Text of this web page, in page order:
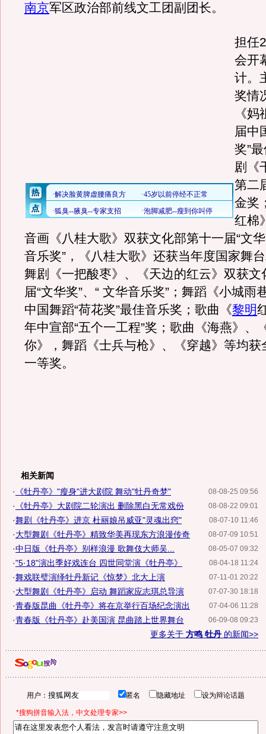
南京军区政治部前线文工团副团长。
担任
会开
计。
奖情
《
届中
奖”
剧《
第二
金奖
红棉
音画《八桂大歌》双获文化部第十一届“文
音乐奖”，《八桂大歌》还获当年度国家舞
舞剧《一把酸枣》、《天边的红云》双获文
届“文华奖”、“ 文华音乐奖”；舞蹈《小城雨
中国舞蹈“荷花奖”最佳音乐奖；歌曲《黎明
年中宣部“五个一工程”奖；歌曲《海燕》、
你》，舞蹈《士兵与枪》、《穿越》等均获
一等奖。
相关新闻
08-08-25 09:56
· 《牡丹亭》"瘦身"进大剧院 舞动"牡丹奇梦"
08-08-22 09:01
· 《牡丹亭》大剧院二轮演出 删除黑白无常戏份
08-07-10 11:46
·舞剧《牡丹亭》进京 杜丽娘吊威亚"灵魂出窍"
08-07-09 10:51
·大型舞剧《牡丹亭》精致华美再现东方浪漫传奇
08-05-07 09:32
·中日版《牡丹亭》别样浪漫 歌舞伎大师吴...
08-04-18 11:24
·"5·18"演出季好戏连台 四世同堂演《牡丹亭》
07-11-01 20:22
·舞戏联璧演绎牡丹新记《惊梦》北大上演
07-07-30 18:18
·大型舞剧《牡丹亭》启动 舞蹈家应志琪总导演
07-04-06 11:28
·青春版昆曲《牡丹亭》将在京举行百场纪念演出
06-09-08 09:23
·青春版《牡丹亭》赴美国演 昆曲踏上世界舞台
更多关于 方鸣 牡丹 的新闻>>
用户： 匿名 隐藏地址 设为辩论话题
*搜狗拼音输入法，中文处理专家>>